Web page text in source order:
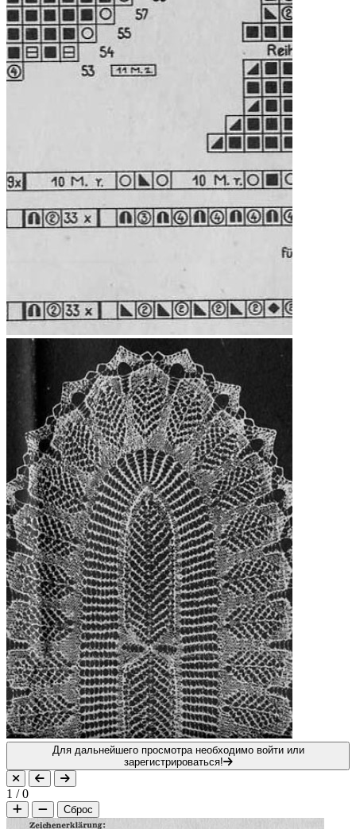
Для дальнейшего просмотра необходимо войти или
зарегистрироваться!
1 /0
Сброс